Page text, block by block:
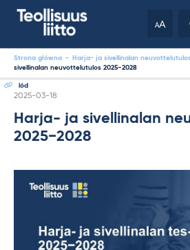
AA
Strona główna - Harja- ja sivellinalan
sivellinalan neuvottelutulos 2025−2028
lód
Kirjoitettu
2025-03-18
Harja- ja sivellinalan
2025−2028